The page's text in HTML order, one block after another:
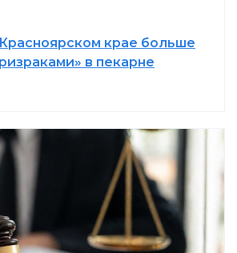
крае больше
в пекарне